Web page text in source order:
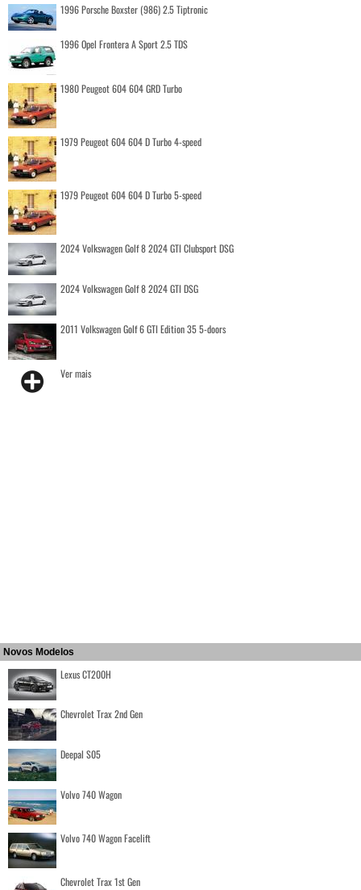
1996 Porsche Boxster (986) 2.5 Tiptronic
1996 Opel Frontera A Sport 2.5 TDS
1980 Peugeot 604 604 GRD Turbo
1979 Peugeot 604 604 D Turbo 4-speed
1979 Peugeot 604 604 D Turbo 5-speed
2024 Volkswagen Golf 8 2024 GTI Clubsport DSG
2024 Volkswagen Golf 8 2024 GTI DSG
2011 Volkswagen Golf 6 GTI Edition 35 5-doors
Ver mais
Novos Modelos
Lexus CT200H
Chevrolet Trax 2nd Gen
Deepal S05
Volvo 740 Wagon
Volvo 740 Wagon Facelift
Chevrolet Trax 1st Gen